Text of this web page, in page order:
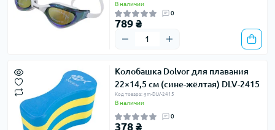
В наличии
0
789 ₴
Колобашка Dolvor для плавания
22×14,5 см (сине-жёлтая) DLV-2415
Код товара: gm-DLV-2415
В наличии
0
378 ₴